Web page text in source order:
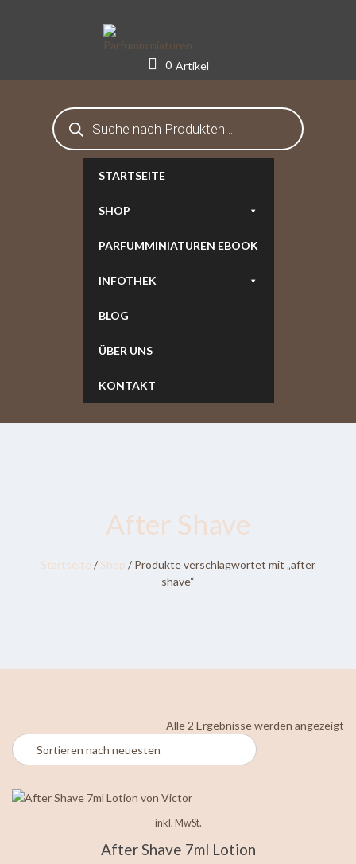
0 Artikel
STARTSEITE
SHOP
PARFUMMINIATUREN EBOOK
INFOTHEK
BLOG
ÜBER UNS
KONTAKT
Products
search
After Shave
Startseite / Shop / Produkte verschlagwortet mit „after
shave“
Alle 2 Ergebnisse werden angezeigt
inkl. MwSt.
After Shave 7ml Lotion